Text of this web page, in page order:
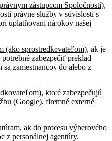
zástupcom Spoločnosti),
právne služby v súvislosti s
uplatňovaní nárokov našej
(ako sprostredkovateľom), ak je
zabezpečiť preklad
zamestnancov do alebo z
ktoré zabezpečujú
(Google), firemné externé
, ak do procesu výberového
z personálnej agentúry.